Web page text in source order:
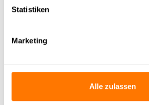
Statistiken
Marketing
Alle zulassen